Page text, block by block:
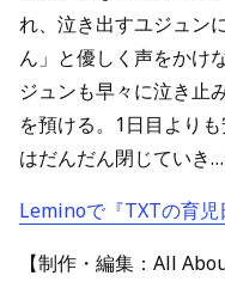
れ、泣き出すユジュン
ん」と優しく声をかけ
ジュンも早々に泣き止
を預ける。1日目より
はだんだん閉じていき…
Leminoで『TXTの育児
【制作・編集：All